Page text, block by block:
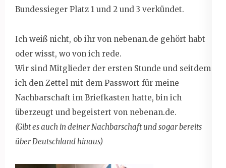
Bundessieger Platz 1 und 2 und 3 verkündet.
Ich weiß nicht, ob ihr von nebenan.de gehört habt
oder wisst, wo von ich rede.
Wir sind Mitglieder der ersten Stunde und seitdem
ich den Zettel mit dem Passwort für meine
Nachbarschaft im Briefkasten hatte, bin ich
überzeugt und begeistert von nebenan.de.
(Gibt es auch in deiner Nachbarschaft und sogar bereits
über Deutschland hinaus)